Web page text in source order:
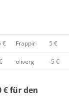
€ Frappiri 5 €
oliverg -5 €
€ für den